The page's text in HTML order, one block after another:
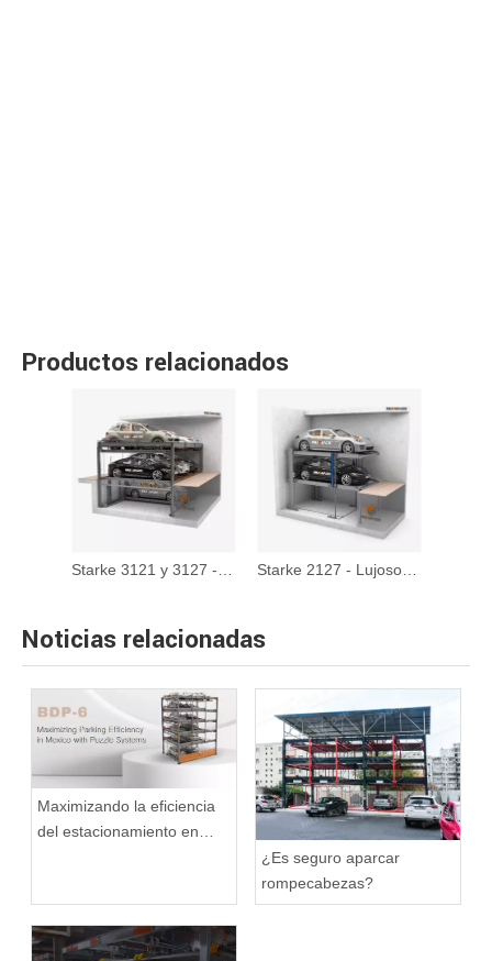
Productos relacionados
Starke 3121 y 3127 - Sistema de estacionamiento de rompecabezas hidráulico de pozos ancho Starke 2127 - Lujoso de estacionamiento de autos subterráneos
Noticias relacionadas
Maximizando la eficiencia
del estacionamiento en
¿Es seguro aparcar
rompecabezas?